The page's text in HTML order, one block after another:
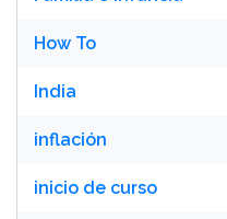
How To
India
inflación
inicio de curso